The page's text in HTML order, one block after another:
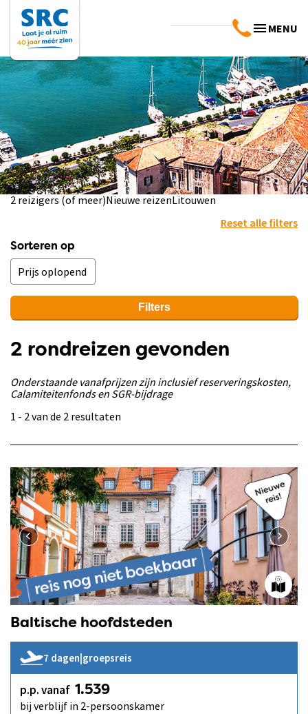
MENU
2 reizigers (of meer)Nieuwe reizenLitouwen
Reset alle filters
Sorteren op
Filters
2 rondreizen gevonden
Onderstaande vanafprijzen zijn inclusief reserveringskosten,
Calamiteitenfonds en SGR-bijdrage
1 - 2 van de 2 resultaten
Baltische hoofdsteden
7 dagen|groepsreis
p.p. vanaf 1.539
bij verblijf in 2-persoonskamer